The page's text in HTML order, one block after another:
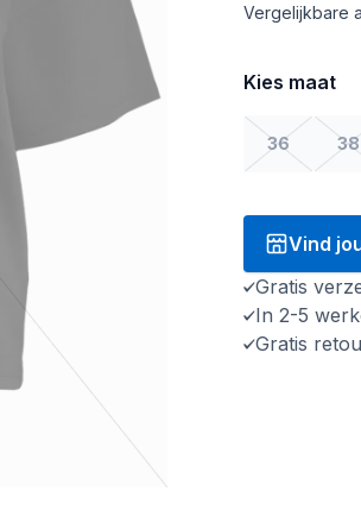
Vergelijkbare
Kies maat
36 38
Vind
Gratis
In 2-5
Gratis